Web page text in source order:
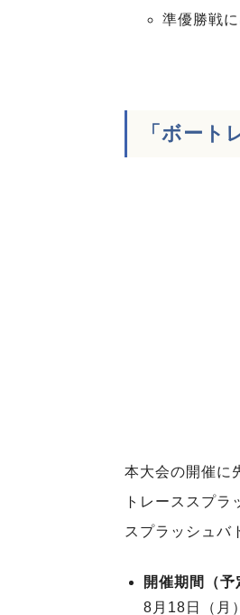
準優勝戦
「ボー
本大会の開催に
トレーススプ
スプラッシュバ
開催期間（予
8月18日（月